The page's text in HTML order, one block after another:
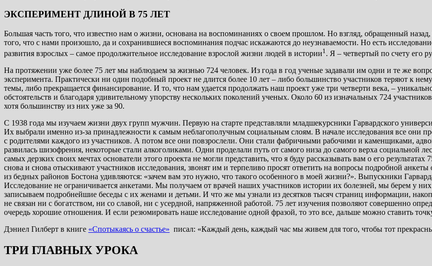
ЭКСПЕРИМЕНТ ДЛИНОЙ В 75 ЛЕТ
Большая часть того, что известно нам о жизни, основана на воспоминаниях о своем прошлом. Но взгляд, обращенный
того, что с нами произошло, да и сохранившиеся воспоминания подчас искажаются до неузнаваемости. Но есть
развития взрослых – самое продолжительное исследование взрослой жизни людей в истории1 . Я – четвертый по счету его
На протяжении уже более 75 лет мы наблюдаем за жизнью 724 человек. Из года в год ученые задавали им одни и те же
эксперимента. Практически ни один подобный проект не длится более 10 лет – либо большинство участников теряют к
темы, либо прекращается финансирование. И то, что нам удается продолжать наш проект уже три четверти века, –
обстоятельств и благодаря удивительному упорству нескольких поколений ученых. Около 60 из изначальных 724
хотя большинству из них уже за 90.
С 1938 года мы изучаем жизни двух групп мужчин. Первую на старте представляли младшекурсники Гарвардского
Их выбрали именно из-за принадлежности к самым неблагополучным социальным слоям. В начале исследования все они
с родителями каждого из участников. А потом все они повзрослели. Они стали фабричными рабочими и каменщиками,
развилась шизофрения, некоторые стали алкоголиками. Одни проделали путь от самого низа до самого верха социальной
самых дерзких своих мечтах основатели этого проекта не могли представить, что я буду рассказывать вам о его
снова и снова отыскивают участников исследования, звонят им и терпеливо просят ответить на вопросы подробной
из бедных районов Бостона удивляются: «зачем вам это нужно, что такого особенного в моей жизни?». Выпускники
Исследование не ограничивается анкетами. Мы получаем от врачей наших участников истории их болезней, мы берем у
записываем подробнейшие беседы с их женами и детьми. И что же мы узнали из десятков тысяч страниц информации,
не связан ни с богатством, ни со славой, ни с усердной, напряженной работой. 75 лет изучения позволяют совершенно
очередь хорошие отношения. И если резюмировать наше исследование одной фразой, то это все, дальше можно ставить
Дэниел Гилберт в книге «Спотыкаясь о счастье» писал: «Каждый день, каждый час мы живем для того, чтобы тот
ТРИ ГЛАВНЫХ УРОКА